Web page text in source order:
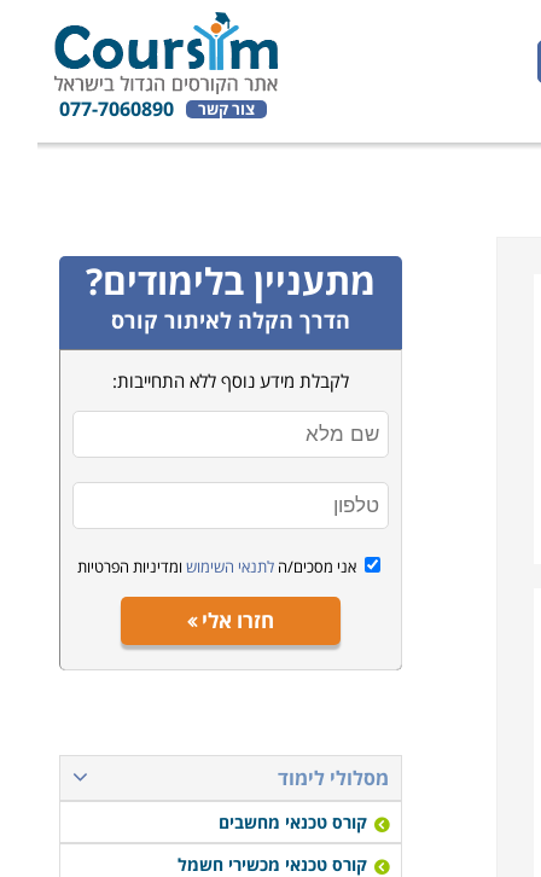
צור קשר 077-7060890
מתעניין בלימודים?
הדרך הקלה לאיתור קורס
לקבלת מידע נוסף ללא התחייבות:
אני מסכים/הלתנאי השימוש ומדיניות הפרטיות
חזרו אלי
מסלולי לימוד
קורס טכנאי מחשבים
קורס טכנאי מכשירי חשמל